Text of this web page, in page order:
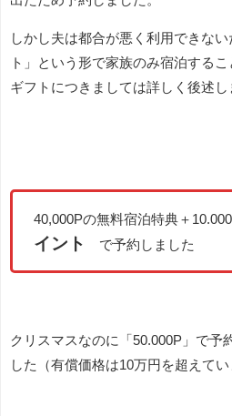
しかし夫は都合が悪く利用できな
ト」という形で家族のみ宿泊するこ
ギフトにつきましては詳しく後述し
40,000Pの無料宿泊特典＋
イント
で予約しました
クリスマスなのに「50.000P」で予
した（有償価格は10万円を超えてい